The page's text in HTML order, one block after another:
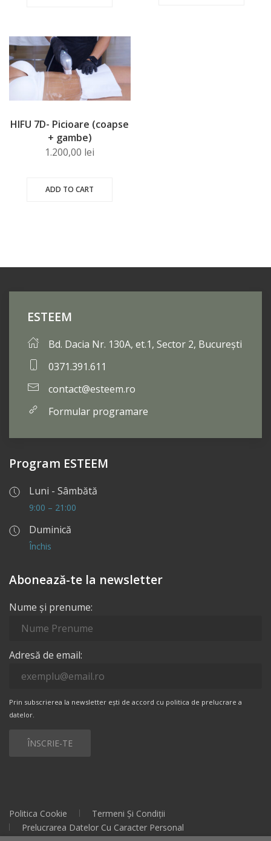
HIFU 7D- Picioare (coapse
+ gambe)
1.200,00 lei
ADD TO CART
ESTEEM
Bd. Dacia Nr. 130A, et.1, Sector 2, București
0371.391.611
contact@esteem.ro
Formular programare
Program ESTEEM
Luni - Sâmbătă
9:00 – 21:00
Duminică
Închis
Abonează-te la newsletter
Nume și prenume:
Adresă de email:
Prin subscrierea la newsletter ești de accord cu politica de prelucrare a
datelor.
Politica Cookie
Termeni Și Condiții
Prelucrarea Datelor Cu Caracter Personal